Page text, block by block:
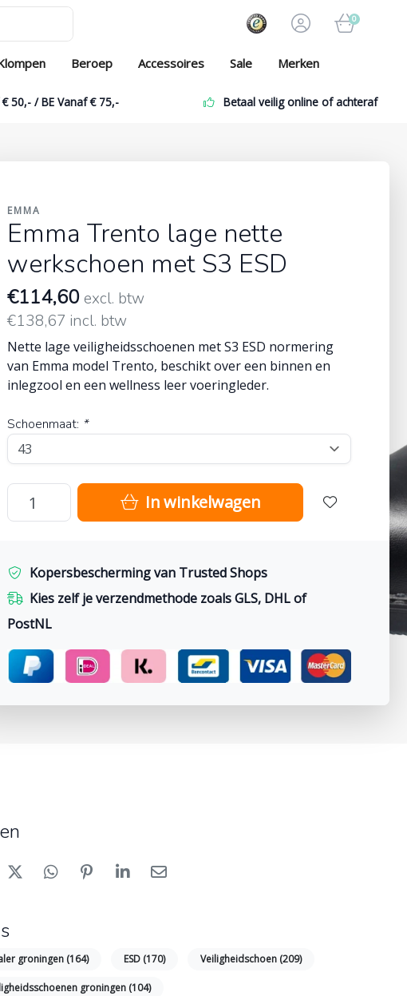
0
Beroep Accessoires Sale Merken
50,- / BE Vanaf € 75,- Betaal veilig online of achteraf
EMMA
Emma Trento lage nette
werkschoen met S3 ESD
€114,60 excl. btw
€138,67 incl. btw
Nette lage veiligheidsschoenen met S3 ESD normering
van Emma model Trento, beschikt over een binnen en
inlegzool en een wellness leer voeringleder.
Schoenmaat: *
In winkelwagen
Kopersbescherming van Trusted Shops
Kies zelf je verzendmethode zoals GLS, DHL of
PostNL
groningen (164) ESD (170) Veiligheidschoen (209)
groningen (104)